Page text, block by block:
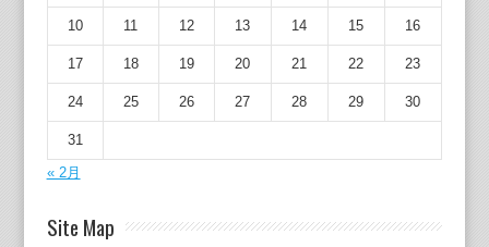
10 11 12 13 14 15 16
17 18 19 20 21 22 23
24 25 26 27 28 29 30
31
« 2月
Site Map